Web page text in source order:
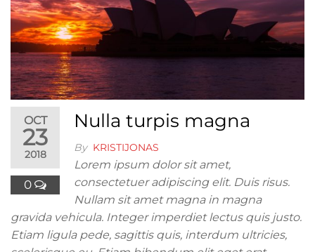
OCT
23
2018
0
Nulla turpis magna
By KRISTIJONAS
Lorem ipsum dolor sit amet,
consectetuer adipiscing elit. Duis risus.
Nullam sit amet magna in magna
gravida vehicula. Integer imperdiet lectus quis justo.
Etiam ligula pede, sagittis quis, interdum ultricies,